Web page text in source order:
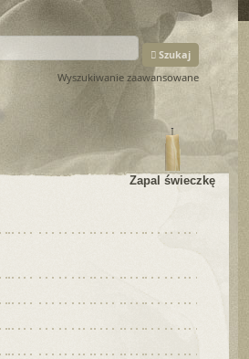
Szukaj
Wyszukiwanie zaawansowane
Zapal świeczkę